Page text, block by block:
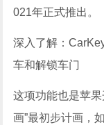
021年正式推出。
深入了解：
车和解锁车门
这项功能也是苹
画”最初步计画，